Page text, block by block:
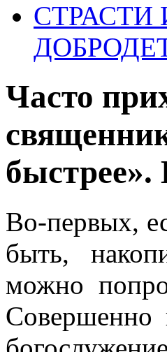
Часто
быстрее».
Во-первых,
быть,
можно
Совершенно